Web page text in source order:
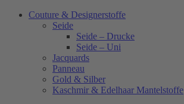
Couture & Designerstoffe
Seide
Seide – Drucke
Seide – Uni
Jacquards
Panneau
Gold & Silber
Kaschmir & Edelhaar Mantelstoffe